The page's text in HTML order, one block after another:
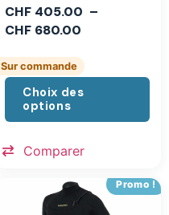
CHF 405.00 –
CHF 680.00
Sur commande
Choix des
options
Comparer
Promo !